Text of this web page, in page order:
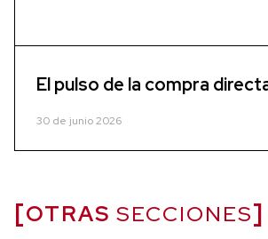
El pulso de la compra
30 de junio 2026
OTRAS SECCIONES